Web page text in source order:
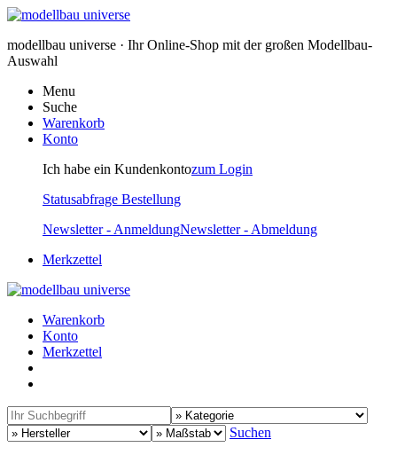
modellbau universe · Ihr Online-Shop mit der großen Modellbau-
Auswahl
Menu
Suche
Warenkorb
Konto
Ich habe ein Kundenkontozum Login
Statusabfrage Bestellung
Newsletter - AnmeldungNewsletter - Abmeldung
Merkzettel
Warenkorb
Konto
Merkzettel
Suchen